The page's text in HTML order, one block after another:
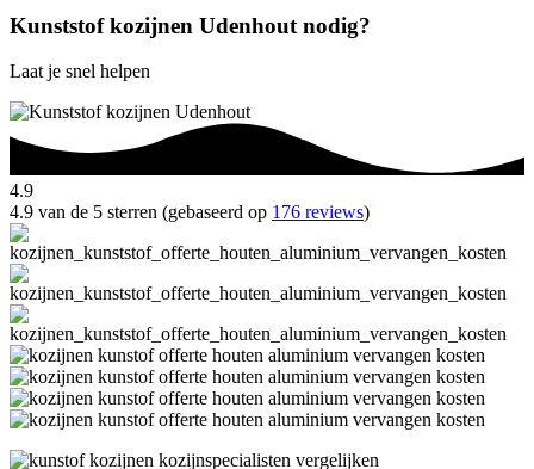
Kunststof kozijnen Udenhout nodig?
Laat je snel helpen
4.9
4.9 van de 5 sterren (gebaseerd op 176 reviews)